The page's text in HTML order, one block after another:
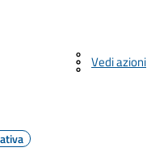
Vedi azioni